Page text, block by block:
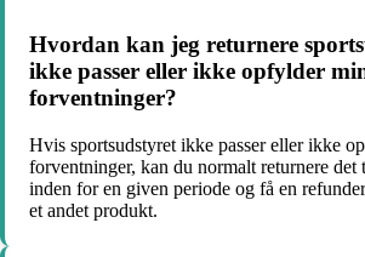
Hvordan kan jeg returnere
ikke passer eller ikke opfylder
forventninger?
Hvis sportsudstyret ikke passer eller ikke
forventninger, kan du normalt returnere det
inden for en given periode og få en
et andet produkt.